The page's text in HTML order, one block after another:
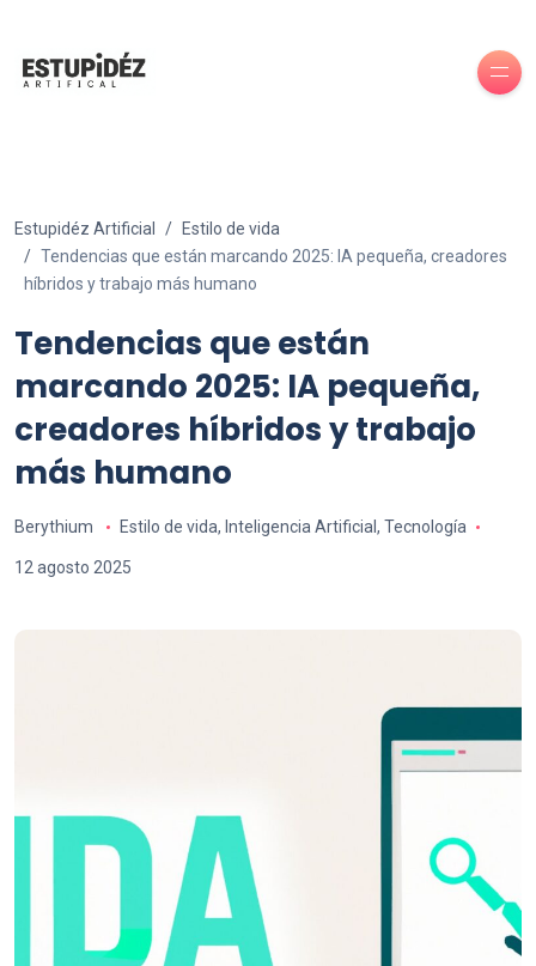
Estupidéz Artificial
Estilo de vida
Tendencias que están marcando 2025: IA pequeña, creadores
híbridos y trabajo más humano
Tendencias que están
marcando 2025: IA pequeña,
creadores híbridos y trabajo
más humano
Berythium Estilo de vida, Inteligencia Artificial, Tecnología
12 agosto 2025